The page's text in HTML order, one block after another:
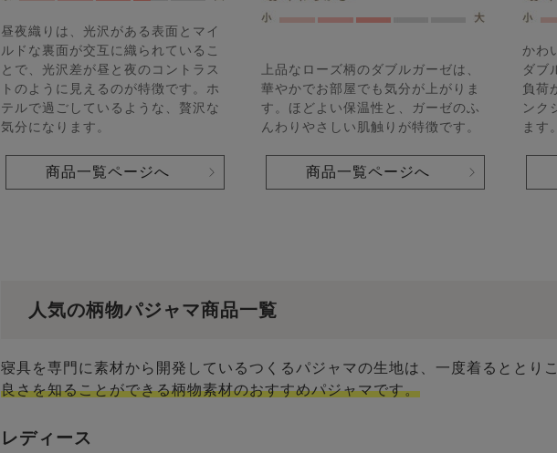
昼夜織りは、光沢がある表面とマイ
ルドな裏面が交互に織られているこ
とで、光沢差が昼と夜のコントラス
トのように見えるのが特徴です。ホ
テルで過ごしているような、贅沢な
気分になります。
商品一覧ページへ
上品なローズ柄のダブルガーゼは、
華やかでお部屋でも気分が上がりま
す。ほどよい保温性と、ガーゼのふ
んわりやさしい肌触りが特徴です。
商品一覧ページへ
かわ
ダブ
負荷
ンク
ます。
人気の柄物パジャマ商品一覧
寝具を専門に素材から開発しているつくるパジャマの生地は、一度着るととり
良さを知ることができる柄物素材のおすすめパジャマです。
レディース